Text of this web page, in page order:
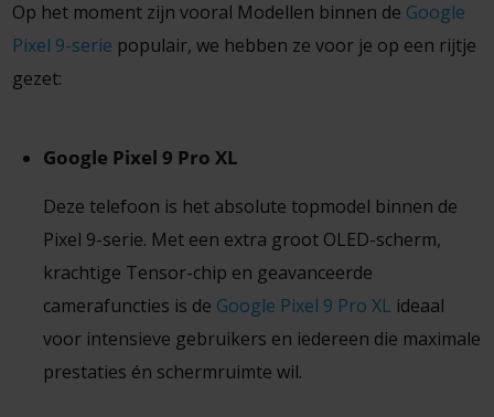
Op het moment zijn vooral Modellen binnen de Google
Pixel 9-serie populair, we hebben ze voor je op een rijtje
gezet:
Google Pixel 9 Pro XL
Deze telefoon is het absolute topmodel binnen de
Pixel 9-serie. Met een extra groot OLED-scherm,
krachtige Tensor-chip en geavanceerde
camerafuncties is de Google Pixel 9 Pro XL ideaal
voor intensieve gebruikers en iedereen die maximale
prestaties én schermruimte wil.